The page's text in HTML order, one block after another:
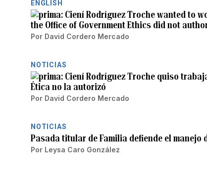
ENGLISH
Ciení Rodríguez Troche wanted to
the Office of Government Ethics did not
Por David Cordero Mercado
NOTICIAS
Ciení Rodríguez Troche quiso
Ética no la autorizó
Por David Cordero Mercado
NOTICIAS
Pasada titular de Familia defiende el
Por Leysa Caro González